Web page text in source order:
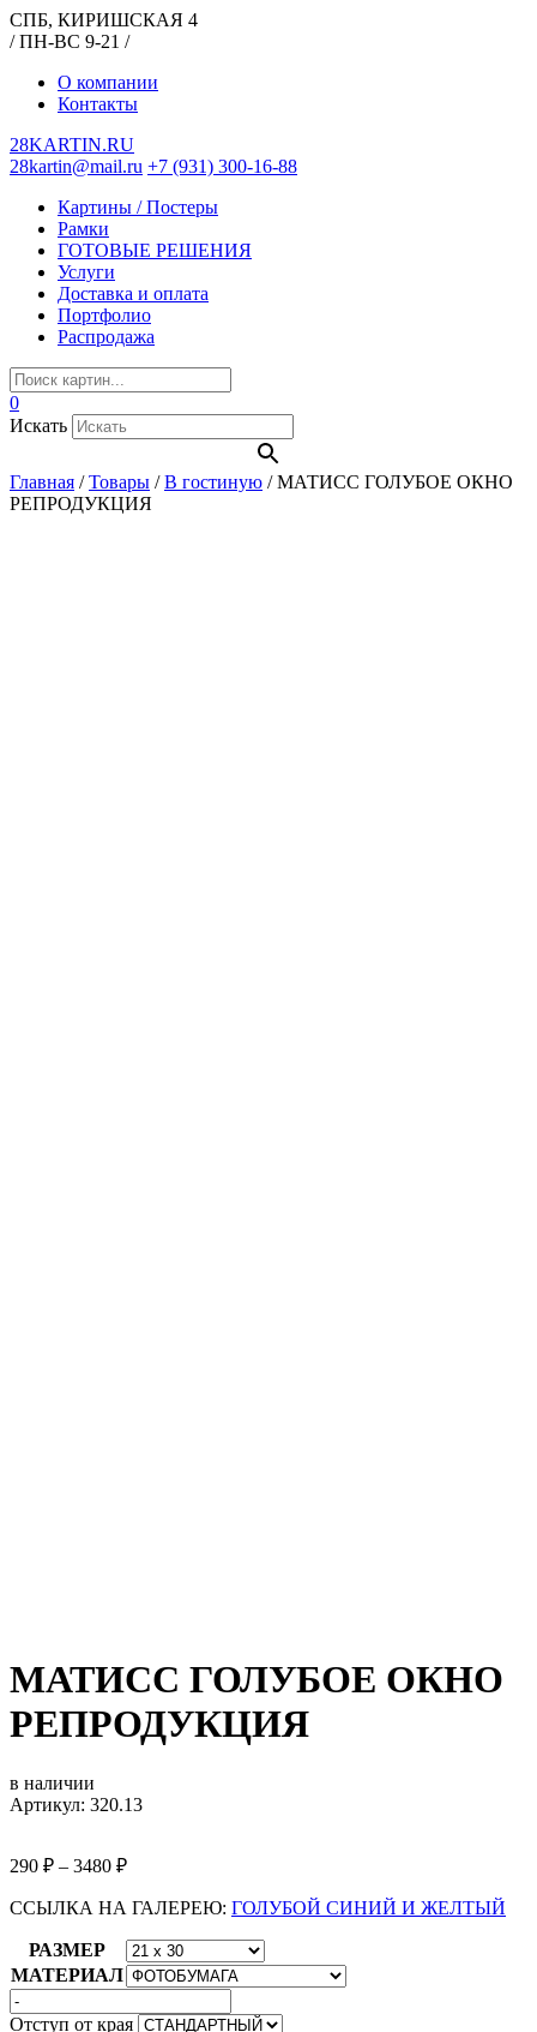
СПБ, КИРИШСКАЯ 4
/ ПН-ВС 9-21 /
О компании
Контакты
28KARTIN.RU
28kartin@mail.ru +7 (931) 300-16-88
Картины / Постеры
Рамки
ГОТОВЫЕ РЕШЕНИЯ
Услуги
Доставка и оплата
Портфолио
Распродажа
0
Искать
Главная /Товары /В гостиную /МАТИСС ГОЛУБОЕ ОКНО
РЕПРОДУКЦИЯ
МАТИСС ГОЛУБОЕ ОКНО
РЕПРОДУКЦИЯ
в наличии
Артикул: 320.13
290 ₽ – 3480 ₽
ССЫЛКА НА ГАЛЕРЕЮ: ГОЛУБОЙ СИНИЙ И ЖЕЛТЫЙ
РАЗМЕР
МАТЕРИАЛ
Отступ от края